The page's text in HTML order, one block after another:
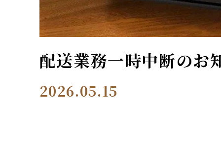
配送業務一時中断のお
2026.05.15